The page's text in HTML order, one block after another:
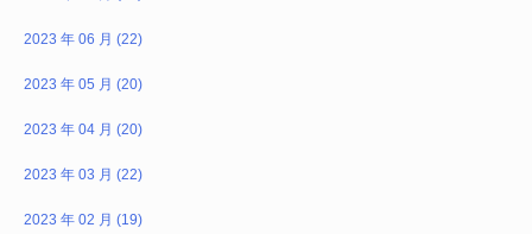
2023 年 06 月 (22)
2023 年 05 月 (20)
2023 年 04 月 (20)
2023 年 03 月 (22)
2023 年 02 月 (19)